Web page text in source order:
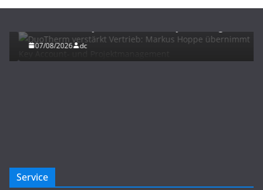
07/08/2026 dc
Service